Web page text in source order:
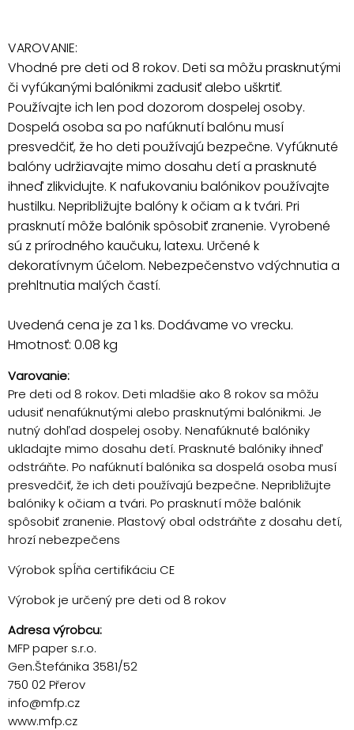
VAROVANIE:
Vhodné pre deti od 8 rokov. Deti sa môžu prasknutými
či vyfúkanými balónikmi zadusiť alebo uškrtiť.
Používajte ich len pod dozorom dospelej osoby.
Dospelá osoba sa po nafúknutí balónu musí
presvedčiť, že ho deti používajú bezpečne. Vyfúknuté
balóny udržiavajte mimo dosahu detí a prasknuté
ihneď zlikvidujte. K nafukovaniu balónikov používajte
hustilku. Nepribližujte balóny k očiam a k tvári. Pri
prasknutí môže balónik spôsobiť zranenie. Vyrobené
sú z prírodného kaučuku, latexu. Určené k
dekoratívnym účelom. Nebezpečenstvo vdýchnutia a
prehltnutia malých častí.
Uvedená cena je za 1 ks. Dodávame vo vrecku.
Hmotnosť: 0.08 kg
Varovanie:
Pre deti od 8 rokov. Deti mladšie ako 8 rokov sa môžu
udusiť nenafúknutými alebo prasknutými balónikmi. Je
nutný dohľad dospelej osoby. Nenafúknuté balóniky
ukladajte mimo dosahu detí. Prasknuté balóniky ihneď
odstráňte. Po nafúknutí balónika sa dospelá osoba musí
presvedčiť, že ich deti používajú bezpečne. Nepribližujte
balóniky k očiam a tvári. Po prasknutí môže balónik
spôsobiť zranenie. Plastový obal odstráňte z dosahu detí,
hrozí nebezpečens
Výrobok spĺňa certifikáciu CE
Výrobok je určený pre deti od 8 rokov
Adresa výrobcu:
MFP paper s.r.o.
Gen.Štefánika 3581/52
750 02 Přerov
info@mfp.cz
www.mfp.cz